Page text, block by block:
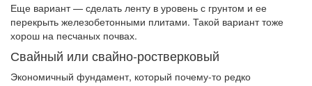
Еще вариант — сделать ленту в уровень с грунтом и ее
перекрыть железобетонными плитами. Такой вариант тоже
хорош на песчаных почвах.
Свайный или свайно-ростверковый
Экономичный фундамент, который почему-то редко